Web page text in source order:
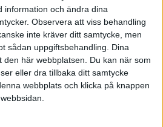
information och ändra dina
Observera att viss behandling
inte kräver ditt samtycke, men
sådan uppgiftsbehandling. Dina
den här webbplatsen. Du kan när som
eller dra tillbaka ditt samtycke
webbplats och klicka på knappen